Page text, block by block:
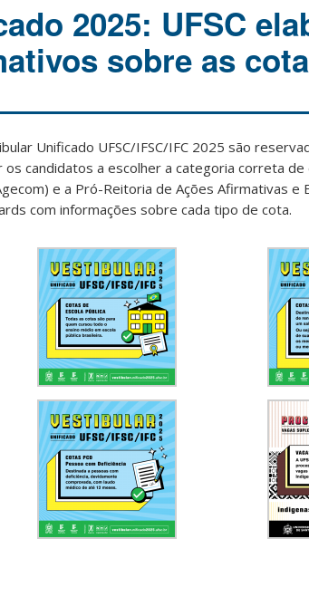
2025: UFSC
sobre as
Unificado UFSC/IFSC/IFC 2025 são
os candidatos a escolher a categoria correta
e a Pró-Reitoria de Ações Afirmativas e
com informações sobre cada tipo de cota.